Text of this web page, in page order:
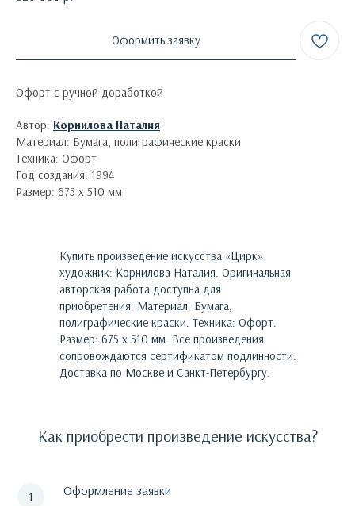
Оформить заявку
Офорт с ручной доработкой
Автор: Корнилова Наталия
Материал: Бумага, полиграфические краски
Техника: Офорт
Год создания: 1994
Размер: 675 х 510 мм
Купить произведение искусства «Цирк»
художник: Корнилова Наталия. Оригинальная
авторская работа доступна для
приобретения. Материал: Бумага,
полиграфические краски. Техника: Офорт.
Размер: 675 х 510 мм. Все произведения
сопровождаются сертификатом подлинности.
Доставка по Москве и Санкт-Петербургу.
Как приобрести произведение искусства?
Оформление заявки